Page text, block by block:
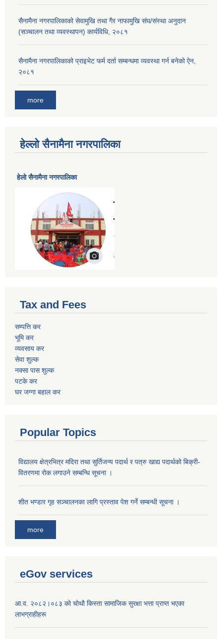
सैनामैना नगरपालिकाको सेवामुखि तथा गैर नाफामुखि संघ/संस्था अनुदान
(सञ्चालन तथा व्यवस्थापन) कार्यविधि, २०८१
सैनामैना नगरपालिकाको प्राइभेट फर्म दर्ता सम्बन्धमा व्यवस्था गर्न बनेको ऐन,
२०८१
more
हेल्लो सैनामैना नगरपालिका
हेलाे सैनामैना नगरपालिका
Tax and Fees
सम्पत्ति कर
भूमि कर
व्यवसाय कर
सेवा शुल्क
नक्सा पास शुल्क
पटके कर
घर जग्गा बहाल कर
Popular Topics
विद्यालय क्षेत्रभित्र मदिरा तथा सुर्तिजन्य पदार्थ र पत्रु खाद्य पदार्थको बिक्री-
वितरणमा रोक लगाउने सम्बन्धि सूचना ।
शीत भण्डार गृह सञ्चालनका लागि प्रस्ताव पेश गर्ने सम्बन्धी सूचना ।
more
eGov services
आ.व. २०८२।०८३ काे चोथाै‌ किस्ता सामाजिक सुरक्षा भत्ता प्राप्त भएका
लाभग्राहीहरू